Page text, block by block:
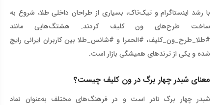
با رشد اینستاگرام و تیک‌تاک، بسیاری از طراحان داخلی طلا، شروع به
ساخت طرح‌های ون کلیف کردند. هشتگ‌هایی مانند
#طلا_طرح_ون_کلیف، #الحمرا و #شانس_طلا بین کاربران ایرانی رایج
شده و یکی از ترندهای همیشگی بازار است.
معنای شبدر چهار برگ در ون کلیف چیست؟
شبدر چهار برگ نادر است و در فرهنگ‌های مختلف به‌عنوان نماد